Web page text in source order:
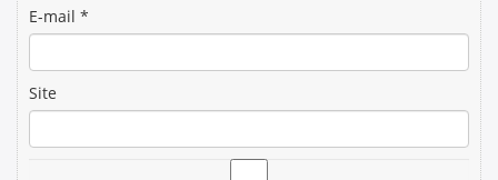
E-mail *
Site